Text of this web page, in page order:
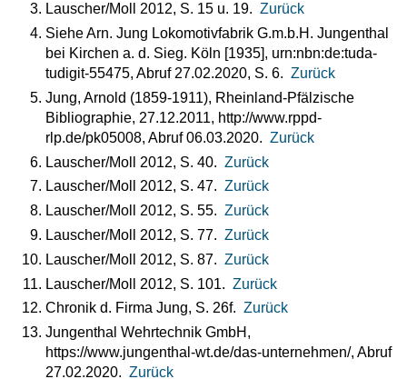
Lauscher/Moll 2012, S. 15 u. 19. Zurück
Siehe Arn. Jung Lokomotivfabrik G.m.b.H. Jungenthal
bei Kirchen a. d. Sieg. Köln [1935], urn:nbn:de:tuda-
tudigit-55475, Abruf 27.02.2020, S. 6. Zurück
Jung, Arnold (1859-1911), Rheinland-Pfälzische
Bibliographie, 27.12.2011, http://www.rppd-
rlp.de/pk05008, Abruf 06.03.2020. Zurück
Lauscher/Moll 2012, S. 40. Zurück
Lauscher/Moll 2012, S. 47. Zurück
Lauscher/Moll 2012, S. 55. Zurück
Lauscher/Moll 2012, S. 77. Zurück
Lauscher/Moll 2012, S. 87. Zurück
Lauscher/Moll 2012, S. 101. Zurück
Chronik d. Firma Jung, S. 26f. Zurück
Jungenthal Wehrtechnik GmbH,
https://www.jungenthal-wt.de/das-unternehmen/, Abruf
27.02.2020. Zurück